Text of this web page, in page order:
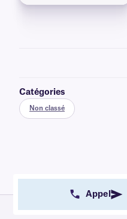
Catégories
Non classé
Appel